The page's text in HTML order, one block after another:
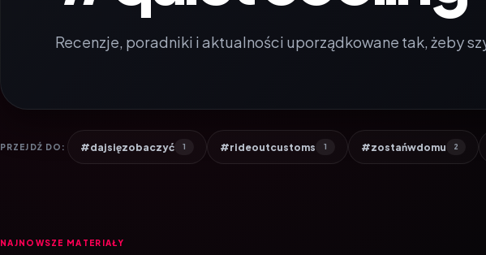
Recenzje, poradniki i aktualności uporządkowane tak, żeby
PRZEJDŹ DO: #dajsięzobaczyć 1 #rideoutcustoms 1 #zostańwdomu 2
NAJNOWSZE MATERIAŁY